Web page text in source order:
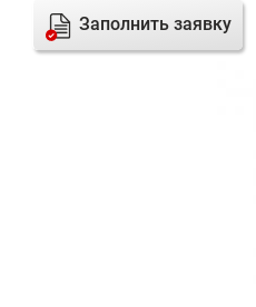
Заполнить заявку